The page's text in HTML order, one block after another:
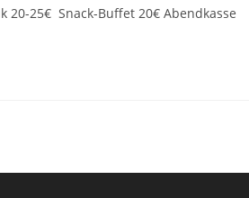
25€ Snack-Buffet 20€ Abendkasse